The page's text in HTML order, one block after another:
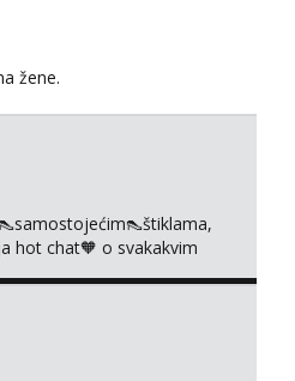
žene.
hot chat🧡 o svakakvim